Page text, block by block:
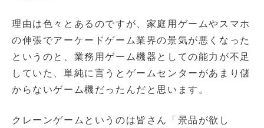
理由は色々とあるのですが、家庭用ゲームやスマホ
の伸張でアーケードゲーム業界の景気が悪くなった
というのと、業務用ゲーム機器としての能力が不足
していた、単純に言うとゲームセンターがあまり儲
からないゲーム機だったんだと思います。
クレーンゲームというのは皆さん「景品が欲し